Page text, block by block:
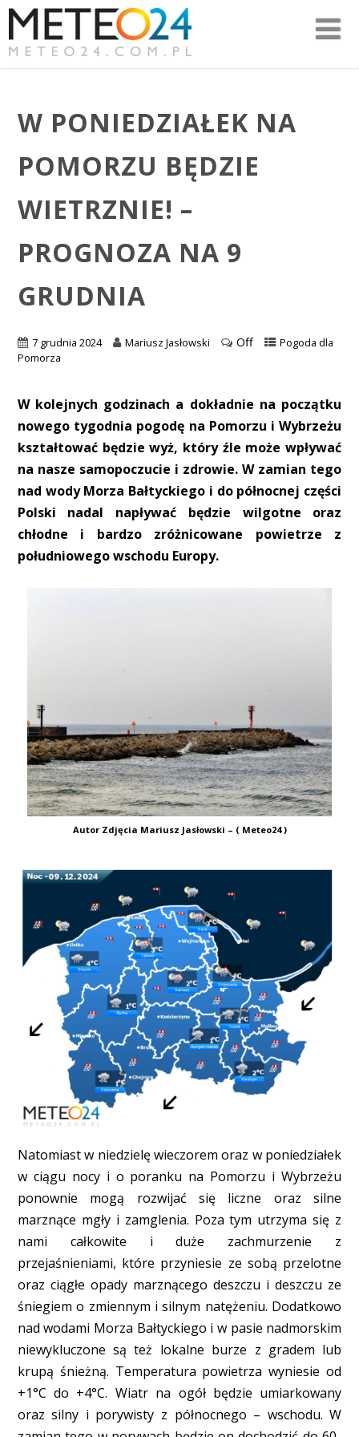
W PONIEDZIAŁEK NA
POMORZU BĘDZIE
WIETRZNIE! –
PROGNOZA NA 9
GRUDNIA
7 grudnia 2024 Mariusz Jasłowski Off
Pogoda dla
Pomorza
W kolejnych godzinach a dokładnie na początku
nowego tygodnia pogodę na Pomorzu i Wybrzeżu
kształtować będzie wyż, który źle może wpływać
na nasze samopoczucie i zdrowie. W zamian tego
nad wody Morza Bałtyckiego i do północnej części
Polski nadal napływać będzie wilgotne oraz
chłodne i bardzo zróżnicowane powietrze z
południowego wschodu Europy.
Autor Zdjęcia Mariusz Jasłowski – ( Meteo24 )
Natomiast w niedzielę wieczorem oraz w poniedziałek
w ciągu nocy i o poranku na Pomorzu i Wybrzeżu
ponownie mogą rozwijać się liczne oraz silne
marznące mgły i zamglenia. Poza tym utrzyma się z
nami całkowite i duże zachmurzenie z
przejaśnieniami, które przyniesie ze sobą przelotne
oraz ciągłe opady marznącego deszczu i deszczu ze
śniegiem o zmiennym i silnym natężeniu. Dodatkowo
nad wodami Morza Bałtyckiego i w pasie nadmorskim
niewykluczone są też lokalne burze z gradem lub
krupą śnieżną. Temperatura powietrza wyniesie od
+1°C do +4°C. Wiatr na ogół będzie umiarkowany
oraz silny i porywisty z północnego – wschodu. W